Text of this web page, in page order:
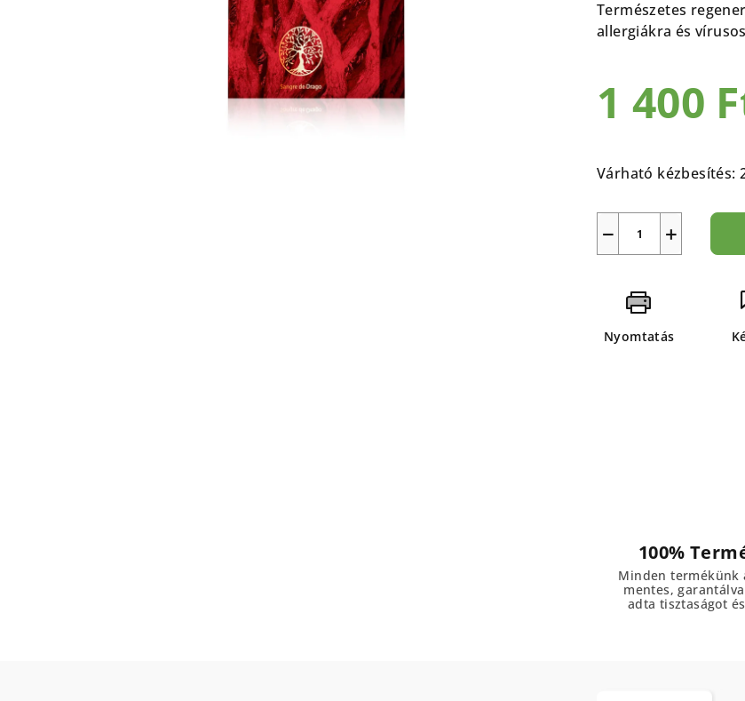
értékelése
0,0
csillag.
Természetes
allergiákra és
1 400
Várható kézbesítés:
+
−
Nyomtatás
100%
Minden termékünk
mentes,
adta tisztaságot